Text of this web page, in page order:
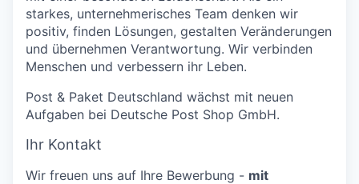
starkes, unternehmerisches Team denken wir
positiv, finden Lösungen, gestalten Veränderungen
und übernehmen Verantwortung. Wir verbinden
Menschen und verbessern ihr Leben.
Post & Paket Deutschland wächst mit neuen
Aufgaben bei Deutsche Post Shop GmbH.
Ihr Kontakt
Wir freuen uns auf Ihre Bewerbung - mit